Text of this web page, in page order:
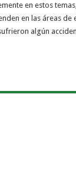
en estos
en las áreas de
algún